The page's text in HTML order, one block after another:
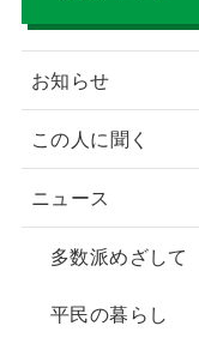
b
o
o
k
お知らせ
この人に聞く
ニュース
多数派めざして
平民の暮らし